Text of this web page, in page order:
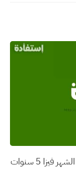
يهم المغاربة .. ابتداء من 2020 من هذا الشهر فيزا 5 سنوات